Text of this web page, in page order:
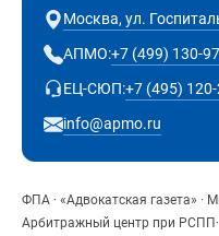
Москва, ул.
АПМО:+7 (499) 130-
ЕЦ-СЮП:+7 (495)
info@apmo.ru
ФПА · «Адвокатская газета» ·
Арбитражный центр при РСПП ·